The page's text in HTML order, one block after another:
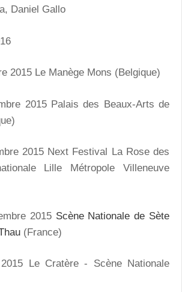
Daniel Gallo
2015 Le Manège Mons (Belgique)
2015 Palais des Beaux-Arts de
2015 Next Festival La Rose des
Lille Métropole Villeneuve
2015 Scène Nationale de Sète
(France)
Le Cratère - Scène Nationale